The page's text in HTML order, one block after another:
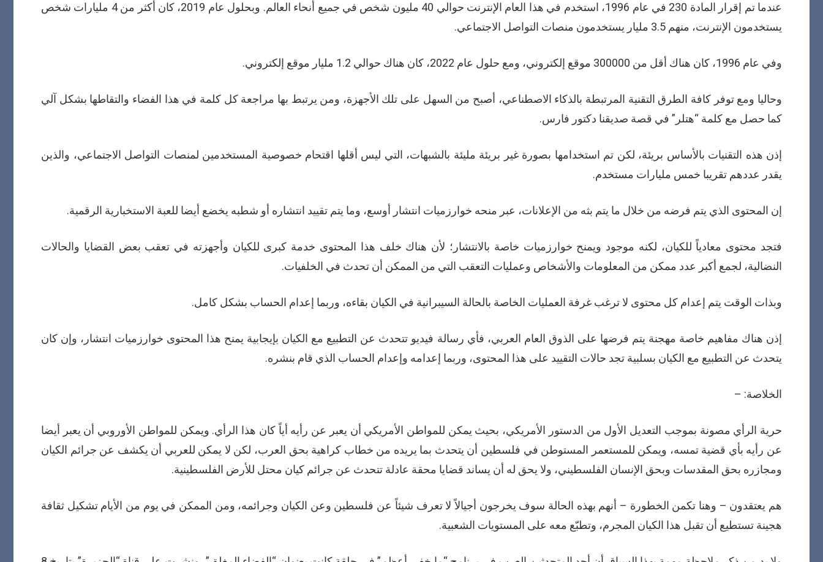
عندما تم إقرار المادة 230 في عام 1996، استخدم في هذا العام الإنترنت حوالي 40 مليون شخص في جميع أنحاء العالم. وبحلول عام 2019، كان أكثر من 4 مليارات شخص
يستخدمون الإنترنت، منهم 3.5 مليار يستخدمون منصات التواصل الاجتماعي.
وفي عام 1996، كان هناك أقل من 300000 موقع إلكتروني، ومع حلول عام 2022، كان هناك حوالي 1.2 مليار موقع إلكتروني.
وحاليا ومع توفر كافة الطرق التقنية المرتبطة بالذكاء الاصطناعي، أصبح من السهل على تلك الأجهزة، ومن يرتبط بها مراجعة كل كلمة في هذا الفضاء والتقاطها بشكل آلي
كما حصل مع كلمة “هتلر” في قصة صديقنا دكتور فارس.
إذن هذه التقنيات بالأساس بريئة، لكن تم استخدامها بصورة غير بريئة مليئة بالشبهات، التي ليس أقلها اقتحام خصوصية المستخدمين لمنصات التواصل الاجتماعي، والذين
يقدر عددهم تقريبا خمس مليارات مستخدم.
إن المحتوى الذي يتم فرضه من خلال ما يتم بثه من الإعلانات، عبر منحه خوارزميات انتشار أوسع، وما يتم تقييد انتشاره أو شطبه يخضع أيضا للعبة الاستخبارية الرقمية.
فتجد محتوى معادياً للكيان، لكنه موجود ويمنح خوارزميات خاصة بالانتشار؛ لأن هناك خلف هذا المحتوى خدمة كبرى للكيان وأجهزته في تعقب بعض القضايا والحالات
النضالية، لجمع أكبر عدد ممكن من المعلومات والأشخاص وعمليات التعقب التي من الممكن أن تحدث في الخلفيات.
وبذات الوقت يتم إعدام كل محتوى لا ترغب غرفة العمليات الخاصة بالحالة السيبرانية في الكيان بقاءه، وربما إعدام الحساب بشكل كامل.
إذن هناك مفاهيم خاصة مهجنة يتم فرضها على الذوق العام العربي، فأي رسالة فيديو تتحدث عن التطبيع مع الكيان بإيجابية يمنح هذا المحتوى خوارزميات انتشار، وإن كان
يتحدث عن التطبيع مع الكيان بسلبية تجد حالات التقييد على هذا المحتوى، وربما إعدامه وإعدام الحساب الذي قام بنشره.
الخلاصة: –
حرية الرأي مصونة بموجب التعديل الأول من الدستور الأمريكي، بحيث يمكن للمواطن الأمريكي أن يعبر عن رأيه أياً كان هذا الرأي. ويمكن للمواطن الأوروبي أن يعبر أيضا
عن رأيه بأي قضية تمسه، ويمكن للمستعمر المستوطن في فلسطين أن يتحدث بما يريده من خطاب كراهية بحق العرب، لكن لا يمكن للعربي أن يكشف عن جرائم الكيان
ومجازره بحق المقدسات وبحق الإنسان الفلسطيني، ولا يحق له أن يساند قضايا محقة عادلة تتحدث عن جرائم كيان محتل للأرض الفلسطينية.
هم يعتقدون – وهنا تكمن الخطورة – أنهم بهذه الحالة سوف يخرجون أجيالاً لا تعرف شيئاً عن فلسطين وعن الكيان وجرائمه، ومن الممكن في يوم من الأيام تشكيل ثقافة
هجينة تستطيع أن تقبل هذا الكيان المجرم، وتطبّع معه على المستويات الشعبية.